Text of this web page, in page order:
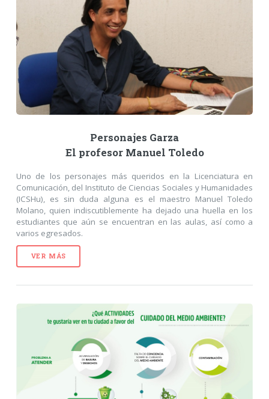
Personajes Garza
El profesor Manuel Toledo
Uno de los personajes más queridos en la Licenciatura en
Comunicación, del Instituto de Ciencias Sociales y Humanidades
(ICSHu), es sin duda alguna es el maestro Manuel Toledo
Molano, quien indiscutiblemente ha dejado una huella en los
estudiantes que aún se encuentran en las aulas, así como a
varios egresados.
VER MÁS